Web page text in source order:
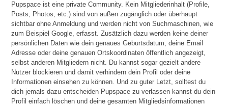
Pupspace ist eine private Community. Kein Mitgliederinhalt (Profile,
Posts, Photos, etc.) sind von außen zugänglich oder überhaupt
sichtbar ohne Anmeldung und werden nicht von Suchmaschinen, wie
zum Beispiel Google, erfasst. Zusätzlich dazu werden keine deiner
persönlichen Daten wie dein genaues Geburtsdatum, deine Email
Adresse oder deine genauen Ortskoordinaten öffentlich angezeigt,
selbst anderen Mitgliedern nicht. Du kannst sogar gezielt andere
Nutzer blockieren und damit verhindern dein Profil oder deine
Informationen einsehen zu können. Und zu guter Letzt, solltest du
dich jemals dazu entscheiden Pupspace zu verlassen kannst du dein
Profil einfach löschen und deine gesamten Mitgliedsinformationen